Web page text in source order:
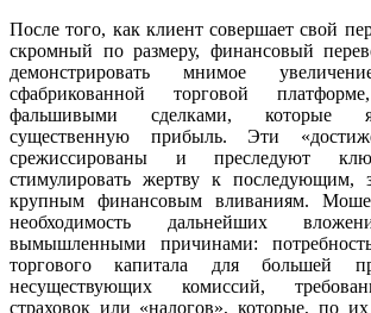
После того, как клиент совершает свой
скромный по размеру, финансовый
демонстрировать мнимое
сфабрикованной торговой
фальшивыми сделками, которые
существенную прибыль. Эти
срежиссированы и преследуют
стимулировать жертву к последующим,
крупным финансовым вливаниям.
необходимость дальнейших
вымышленными причинами:
торгового капитала для большей
несуществующих комиссий,
страховок или «налогов», которые, по